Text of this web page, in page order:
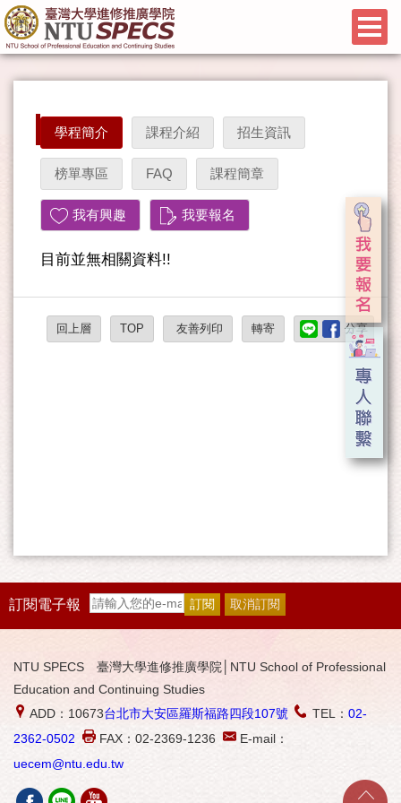
學程簡介 課程介紹 招生資訊
榜單專區 FAQ 課程簡章
我有興趣 我要報名
目前並無相關資料!!
回上層 TOP 友善列印 轉寄 分享
訂閱電子報
NTU SPECS 臺灣大學進修推廣學院│NTU School of Professional
Education and Continuing Studies
ADD：10673台北市大安區羅斯福路四段107號 TEL： 02-
2362-0502
FAX：02-2369-1236
E-mail：
uecem@ntu.edu.tw